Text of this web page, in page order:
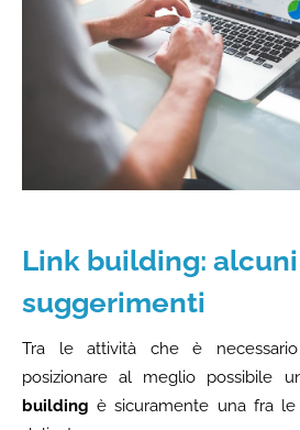
Link building: alcuni
suggerimenti
Tra le attività che è
posizionare al meglio possibile
building è sicuramente una fra